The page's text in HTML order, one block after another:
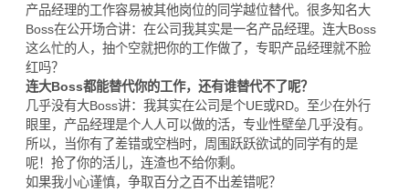
产品经理的工作容易被其他岗位的同学越位替代。很多知名大
Boss在公开场合讲：在公司我其实是一名产品经理。连大Boss
这么忙的人，抽个空就把你的工作做了，专职产品经理就不脸
红吗？
连大Boss都能替代你的工作，还有谁替代不了呢？
几乎没有大Boss讲：我其实在公司是个UE或RD。至少在外行
眼里，产品经理是个人人可以做的活，专业性壁垒几乎没有。
所以，当你有了差错或空档时，周围跃跃欲试的同学有的是
呢！抢了你的活儿，连渣也不给你剩。
如果我小心谨慎，争取百分之百不出差错呢？